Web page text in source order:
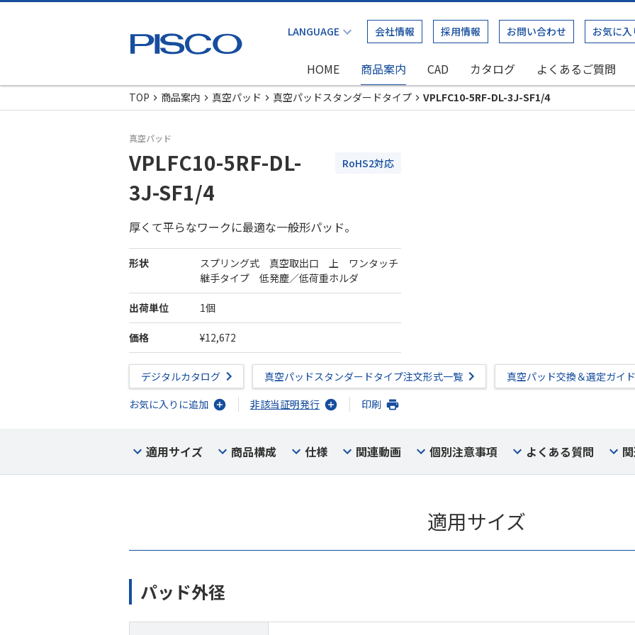
会社情報 採用情報 お問い合わせ お気に入
HOME 商品案内 CAD カタログ よくあるご質問
TOP
商品案内 真空パッド 真空パッドスタンダードタイプ VPLFC10-5RF-DL-3J-SF1/4
真空パッド
VPLFC10-5RF-DL-
3J-SF1/4
RoHS2対応
厚くて平らなワークに最適な一般形パッド。
形状
スプリング式 真空取出口 上 ワンタッチ
継手タイプ 低発塵／低荷重ホルダ
出荷単位 1個
価格 ¥12,672
デジタルカタログ 真空パッドスタンダードタイプ注文形式一覧
真空パッド交換＆選定ガイド
お気に入りに追加
非該当証明発行 印刷
適用サイズ 商品構成 仕様 関連動画 個別注意事項 よくある質問
適用サイズ
パッド外径